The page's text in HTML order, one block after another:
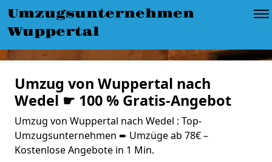
Umzugsunternehmen
Wuppertal
Umzug von Wuppertal nach
Wedel ☛ 100 % Gratis-Angebot
Umzug von Wuppertal nach Wedel : Top-
Umzugsunternehmen ➨ Umzüge ab 78€ –
Kostenlose Angebote in 1 Min.